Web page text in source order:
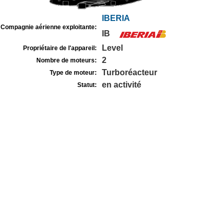
Compagnie aérienne exploitante:
IBERIA
IB
Propriétaire de l'appareil: Level
Nombre de moteurs: 2
Type de moteur: Turboréacteur
Statut: en activité